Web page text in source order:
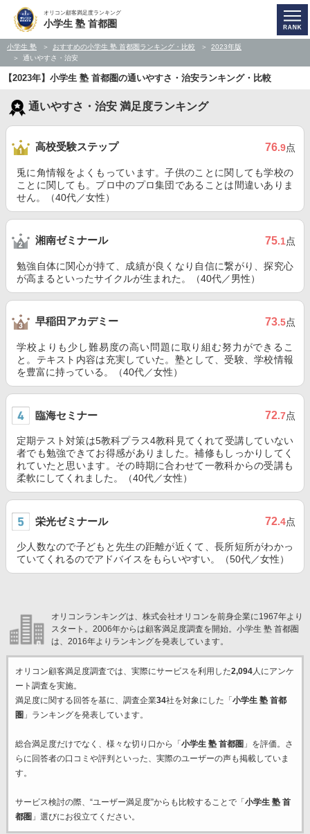
オリコン顧客満足度ランキング
小学生 塾 首都圏
小学生 塾 おすすめの小学生 塾 首都圏ランキング・比較
2023年版
通いやすさ・治安
【2023年】小学生 塾 首都圏の通いやすさ・治安ランキング・比較
通いやすさ・治安 満足度ランキング
高校受験ステップ 76.9点
兎に角情報をよくもっています。子供のことに関しても学校の
ことに関しても。プロ中のプロ集団であることは間違いありま
せん。（40代／女性）
湘南ゼミナール 75.1点
勉強自体に関心が持て、成績が良くなり自信に繋がり、探究心
が高まるといったサイクルが生まれた。（40代／男性）
早稲田アカデミー 73.5点
学校よりも少し難易度の高い問題に取り組む努力ができるこ
と。テキスト内容は充実していた。塾として、受験、学校情報
を豊富に持っている。（40代／女性）
臨海セミナー 72.7点
定期テスト対策は5教科プラス4教科見てくれて受講していない
者でも勉強できてお得感がありました。補修もしっかりしてく
れていたと思います。その時期に合わせて一教科からの受講も
柔軟にしてくれました。（40代／女性）
栄光ゼミナール 72.4点
少人数なので子どもと先生の距離が近くて、長所短所がわかっ
ていてくれるのでアドバイスをもらいやすい。（50代／女性）
オリコンランキングは、株式会社オリコンを前身企業に1967年より
スタート。2006年からは顧客満足度調査を開始。小学生 塾 首都圏
は、2016年よりランキングを発表しています。
オリコン顧客満足度調査では、実際にサービスを利用した2,094人にアンケ
ート調査を実施。
満足度に関する回答を基に、調査企業34社を対象にした「 小学生 塾 首都
圏 」ランキングを発表しています。
総合満足度だけでなく、様々な切り口から「 小学生 塾 首都圏 」を評価。さ
らに回答者の口コミや評判といった、実際のユーザーの声も掲載していま
す。
サービス検討の際、“ユーザー満足度”からも比較することで「 小学生 塾 首
都圏 」選びにお役立てください。